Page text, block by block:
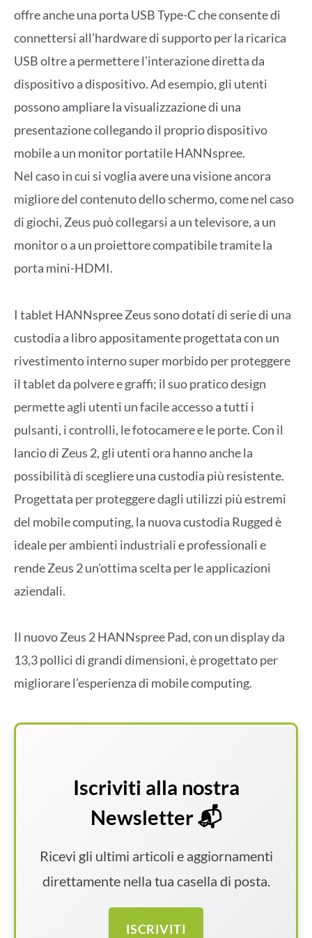
offre anche una porta USB Type-C che consente di
connettersi all’hardware di supporto per la ricarica
USB oltre a permettere l’interazione diretta da
dispositivo a dispositivo. Ad esempio, gli utenti
possono ampliare la visualizzazione di una
presentazione collegando il proprio dispositivo
mobile a un monitor portatile HANNspree.
Nel caso in cui si voglia avere una visione ancora
migliore del contenuto dello schermo, come nel caso
di giochi, Zeus può collegarsi a un televisore, a un
monitor o a un proiettore compatibile tramite la
porta mini-HDMI.
I tablet HANNspree Zeus sono dotati di serie di una
custodia a libro appositamente progettata con un
rivestimento interno super morbido per proteggere
il tablet da polvere e graffi; il suo pratico design
permette agli utenti un facile accesso a tutti i
pulsanti, i controlli, le fotocamere e le porte. Con il
lancio di Zeus 2, gli utenti ora hanno anche la
possibilità di scegliere una custodia più resistente.
Progettata per proteggere dagli utilizzi più estremi
del mobile computing, la nuova custodia Rugged è
ideale per ambienti industriali e professionali e
rende Zeus 2 un’ottima scelta per le applicazioni
aziendali.
Il nuovo Zeus 2 HANNspree Pad, con un display da
13,3 pollici di grandi dimensioni, è progettato per
migliorare l’esperienza di mobile computing.
Iscriviti alla nostra
Newsletter 📬
Ricevi gli ultimi articoli e aggiornamenti
direttamente nella tua casella di posta.
ISCRIVITI